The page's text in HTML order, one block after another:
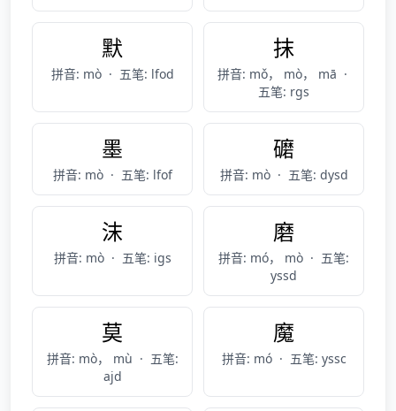
默
拼音: mò · 五笔: lfod
抹
拼音: mǒ， mò， mā ·
五笔: rgs
墨
拼音: mò · 五笔: lfof
礳
拼音: mò · 五笔: dysd
沫
拼音: mò · 五笔: igs
磨
拼音: mó， mò · 五笔:
yssd
莫
拼音: mò， mù · 五笔:
ajd
魔
拼音: mó · 五笔: yssc